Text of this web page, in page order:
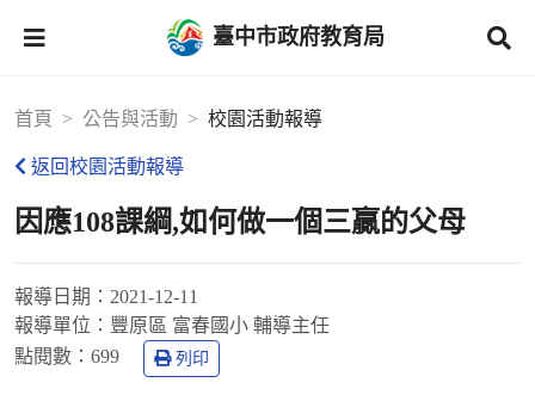
臺中市政府教育局
首頁 公告與活動 校園活動報導
返回校園活動報導
因應108課綱,如何做一個三贏的父母
報導日期： 2021-12-11
報導單位： 豐原區 富春國小 輔導主任
點閱數： 699 列印